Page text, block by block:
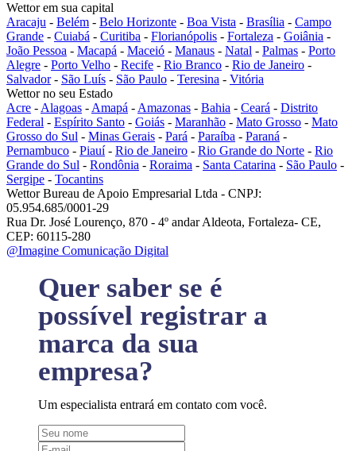
Wettor em sua capital
Aracaju - Belém - Belo Horizonte - Boa Vista - Brasília - Campo
Grande - Cuiabá - Curitiba - Florianópolis - Fortaleza - Goiânia -
João Pessoa - Macapá - Maceió - Manaus - Natal - Palmas - Porto
Alegre - Porto Velho - Recife - Rio Branco - Rio de Janeiro -
Salvador- São Luís - São Paulo - Teresina - Vitória
Wettor no seu Estado
Acre - Alagoas - Amapá - Amazonas - Bahia - Ceará - Distrito
Federal - Espírito Santo - Goiás - Maranhão - Mato Grosso - Mato
Grosso do Sul - Minas Gerais - Pará - Paraíba - Paraná -
Pernambuco - Piauí- Rio de Janeiro - Rio Grande do Norte - Rio
Grande do Sul - Rondônia - Roraima - Santa Catarina - São Paulo -
Sergipe - Tocantins
Wettor Bureau de Apoio Empresarial Ltda - CNPJ:
05.954.685/0001-29
Rua Dr. José Lourenço, 870 - 4º andar Aldeota, Fortaleza- CE,
CEP: 60115-280
@Imagine Comunicação Digital
Quer saber se é
possível registrar a
marca da sua
empresa?
Um especialista entrará em contato com você.